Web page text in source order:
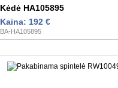
Kėdė HA105895
Kaina: 192 €
BA-HA105895